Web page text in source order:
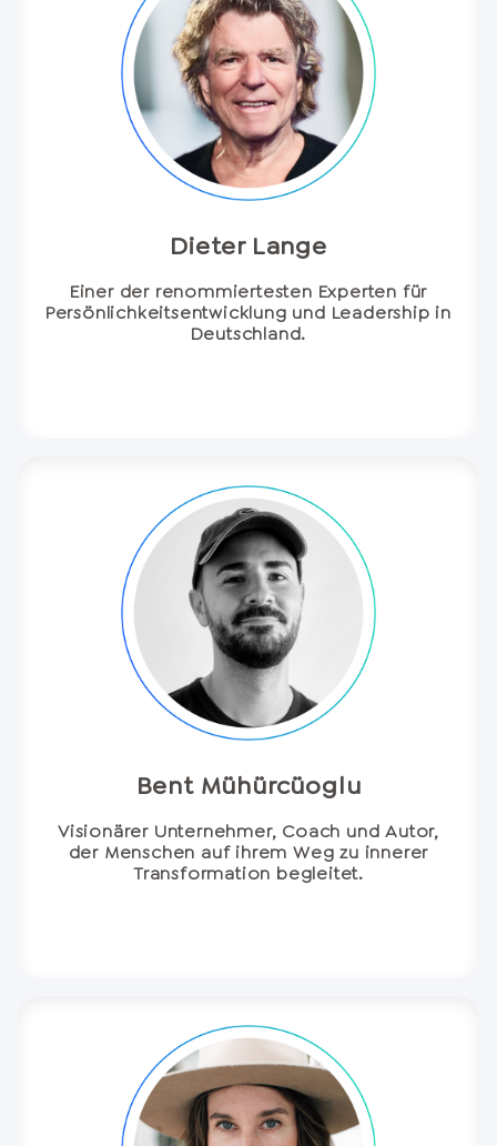
Dieter Lange
Einer der renommiertesten Experten für
Persönlichkeitsentwicklung und Leadership in
Deutschland.
Bent Mühürcüoglu
Visionärer Unternehmer, Coach und Autor,
der Menschen auf ihrem Weg zu innerer
Transformation begleitet.